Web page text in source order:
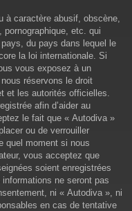
à caractère abusif, obscène,
etc. qui
du pays dans lequel le
la loi internationale. Si
vous exposez à un
réservons le droit
et les autorités officielles.
afin d’aider au
le fait que « Autodiva »
ou de verrouiller
quel moment si nous
vous acceptez que
soient enregistrées
ne seront pas
ni « Autodiva », ni
en cas de tentative